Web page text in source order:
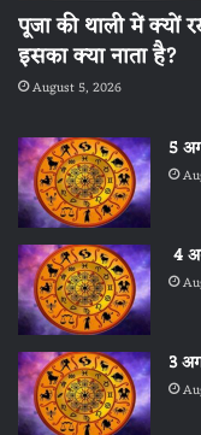
पूजा की थाली में क्यों
इसका क्या नाता है?
August 5, 2026
5
4
3